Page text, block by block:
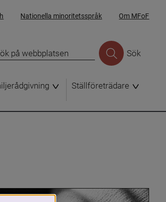
Nationella minoritetsspråk Om MFoF
Sök
Ställföreträdare